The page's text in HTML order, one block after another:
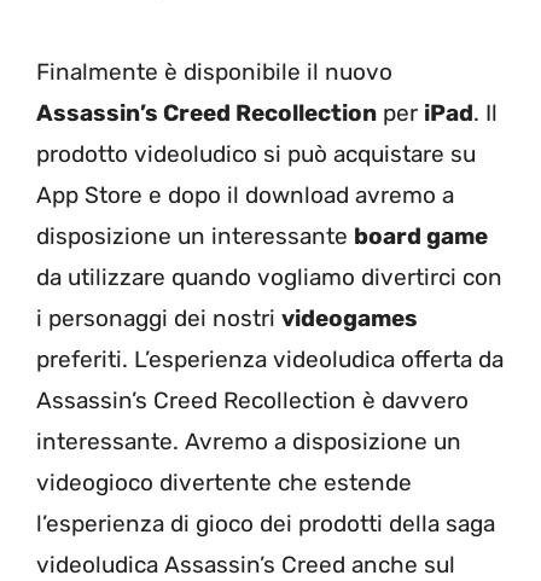
Finalmente è disponibile il nuovo
Assassin’s Creed Recollection per iPad. Il
prodotto videoludico si può acquistare su
App Store e dopo il download avremo a
disposizione un interessante board game
da utilizzare quando vogliamo divertirci con
i personaggi dei nostri videogames
preferiti. L’esperienza videoludica offerta da
Assassin’s Creed Recollection è davvero
interessante. Avremo a disposizione un
videogioco divertente che estende
l’esperienza di gioco dei prodotti della saga
videoludica Assassin’s Creed anche sul